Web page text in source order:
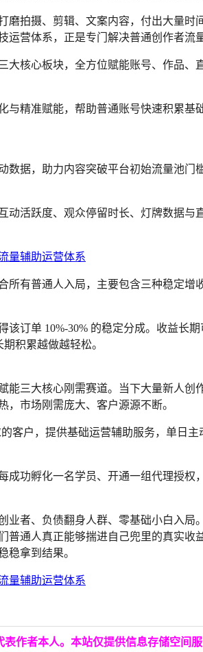
拍摄、剪辑、文案内容，付出大量时
营体系，正是专门解决普通创作者流
核心板块，全方位赋能账号、作品、
精准赋能，帮助普通账号快速积累
据，助力内容突破平台初始流量池门
活跃度、观众停留时长、灯牌数据
有普通人入局，主要包含三种稳定增
订单 10%-30% 的稳定分成。收益长
积累越做越轻松。
三大核心刚需赛道。当下大量新人
市场刚需庞大、客户源源不断。
户，提供基础运营辅助服务，单日主
功孵化一名学员、开通一组代理授
者、负债翻身人群、零基础小白入
普通人真正能够揣进自己兜里的真实
稳拿到结果。
作者本人。本站仅提供信息存储空